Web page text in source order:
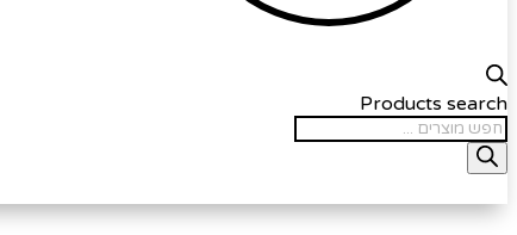
Products search